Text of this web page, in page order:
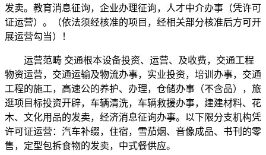
发卖。教育消息征询，企业办理征询，人才中介办事（凭许可
证运营）。（依法须经核准的项目，经相关部分核准后方可开
展运营勾当）！
运营范畴 交通根本设备投资、运营、及收费，交通工程
物资运营，交通运输及物流办事，实业投资，培训办事，交通
工程的施工，高速公的养护、办理，仓储办事（不含品），旅
逛项目标投资开辟，车辆清洗，车辆救援办事，建建材料、花
木、文化用品的发卖，经济消息征询办事。以下限分支机构凭
许可证运营：汽车补缀，住宿，雪茄烟、音像成品、书刊的零
售，定型包拆食物的发卖，中式餐供应。